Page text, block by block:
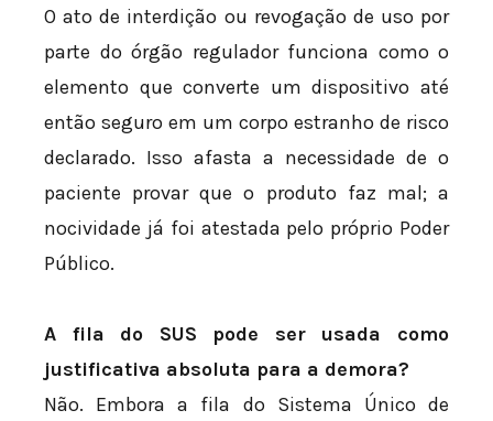
O ato de interdição ou revogação de uso por
parte do órgão regulador funciona como o
elemento que converte um dispositivo até
então seguro em um corpo estranho de risco
declarado. Isso afasta a necessidade de o
paciente provar que o produto faz mal; a
nocividade já foi atestada pelo próprio Poder
Público.
A fila do SUS pode ser usada como
justificativa absoluta para a demora?
Não. Embora a fila do Sistema Único de